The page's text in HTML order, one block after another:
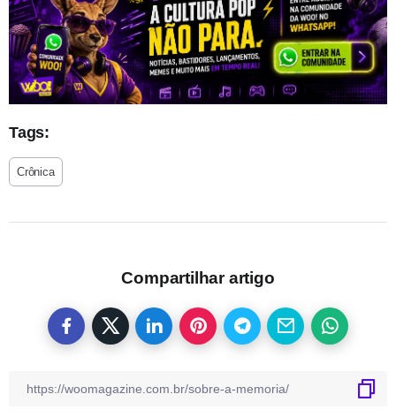
Tags:
Crônica
Compartilhar artigo